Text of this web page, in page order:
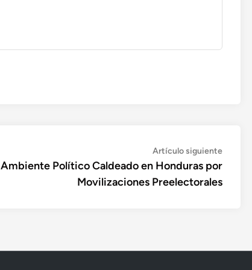
Artículo siguienteArtículo
Ambiente Político Caldeado en Honduras por
Movilizaciones Preelectorales